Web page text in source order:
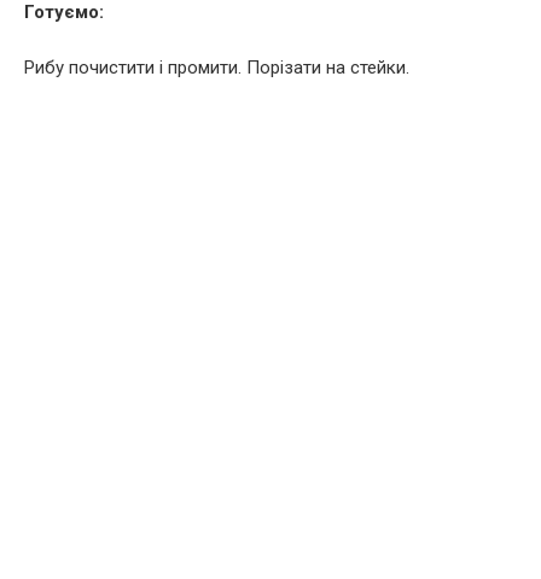
Готуємо:
Рибу почистити і промити. Порізати на стейки.